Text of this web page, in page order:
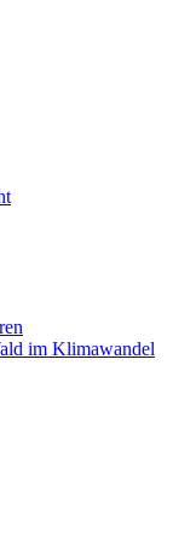
im Klimawandel